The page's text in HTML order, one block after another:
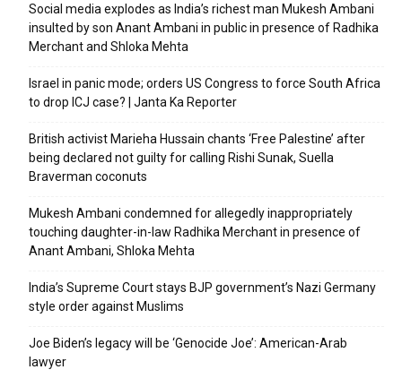
Social media explodes as India’s richest man Mukesh Ambani
insulted by son Anant Ambani in public in presence of Radhika
Merchant and Shloka Mehta
Israel in panic mode; orders US Congress to force South Africa
to drop ICJ case? | Janta Ka Reporter
British activist Marieha Hussain chants ‘Free Palestine’ after
being declared not guilty for calling Rishi Sunak, Suella
Braverman coconuts
Mukesh Ambani condemned for allegedly inappropriately
touching daughter-in-law Radhika Merchant in presence of
Anant Ambani, Shloka Mehta
India’s Supreme Court stays BJP government’s Nazi Germany
style order against Muslims
Joe Biden’s legacy will be ‘Genocide Joe’: American-Arab
lawyer